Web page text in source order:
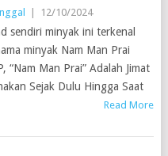
| 12/10/2024
sendiri minyak ini terkenal
minyak Nam Man Prai
“Nam Man Prai” Adalah Jimat
Sejak Dulu Hingga Saat
Read More